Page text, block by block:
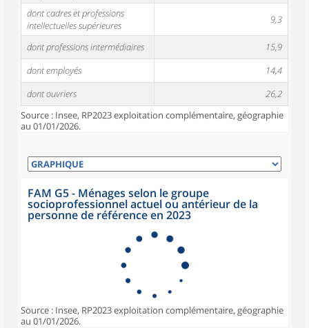
dont cadres et professions
intellectuelles supérieures
9,3
dont professions intermédiaires
15,9
dont employés
14,4
dont ouvriers
26,2
Source : Insee, RP2023 exploitation complémentaire, géographie
au 01/01/2026.
FAM G5 - Ménages selon le groupe
socioprofessionnel actuel ou antérieur de la
personne de référence en 2023
Source : Insee, RP2023 exploitation complémentaire, géographie
au 01/01/2026.